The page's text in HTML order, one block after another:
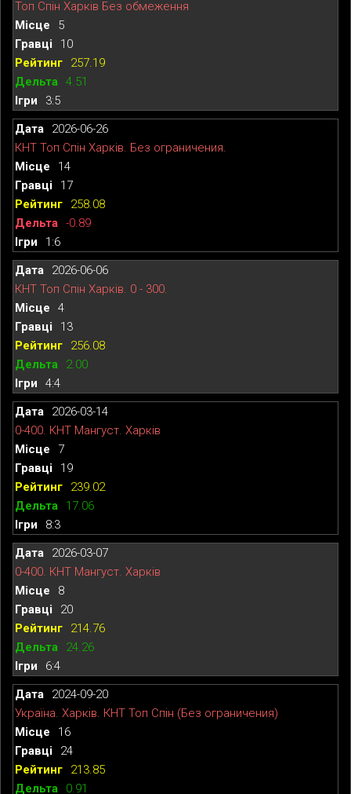
Топ Спін Харків Без обмеження
5
10
257.19
4.51
3:5
2026-06-26
КНТ Топ Спін Харків. Без ограничения.
14
17
258.08
-0.89
1:6
2026-06-06
КНТ Топ Спін Харків. 0 - 300.
4
13
256.08
2.00
4:4
2026-03-14
0-400. КНТ Мангуст. Харків
7
19
239.02
17.06
8:3
2026-03-07
0-400. КНТ Мангуст. Харків
8
20
214.76
24.26
6:4
2024-09-20
Україна. Харків. КНТ Топ Спін (Без ограничения)
16
24
213.85
0.91